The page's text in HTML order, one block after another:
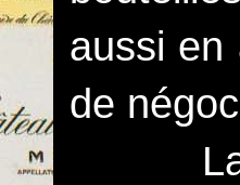
aussi en
de
La